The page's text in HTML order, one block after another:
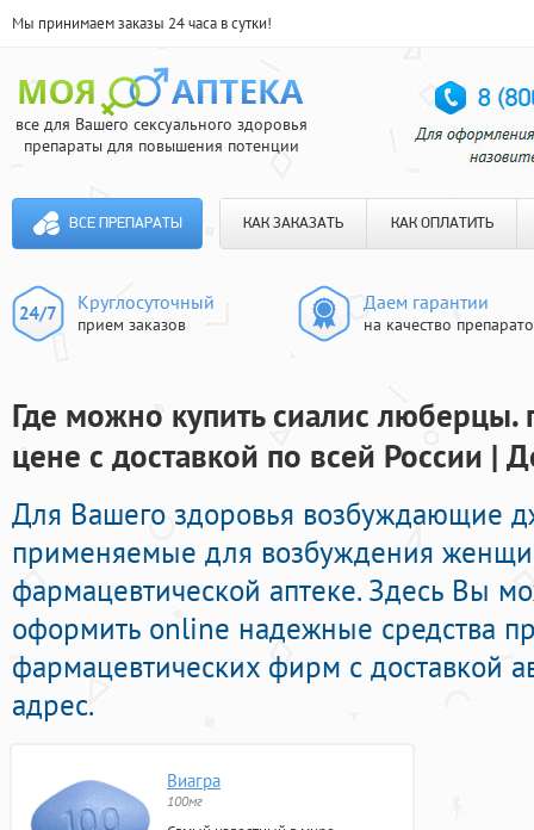
Мы принимаем заказы 24 часа в сутки!
все для Вашего сексуального здоровья
препараты для повышения потенции
ВСЕ ПРЕПАРАТЫ КАК ЗАКАЗАТЬ КАК ОПЛАТИТЬ
Круглосуточный
прием заказов
Даем гарантии
на качество
Где можно купить сиалис люберцы.
цене с доставкой по всей России |
Для Вашего здоровья возбуждающие
применяемые для возбуждения
фармацевтической аптеке. Здесь Вы
оформить online надежные средства
фармацевтических фирм с доставкой
адрес.
Виагра
100мг